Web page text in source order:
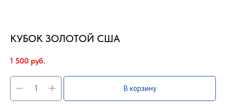
КУБОК ЗОЛОТОЙ США
1 500 руб.
В корзину